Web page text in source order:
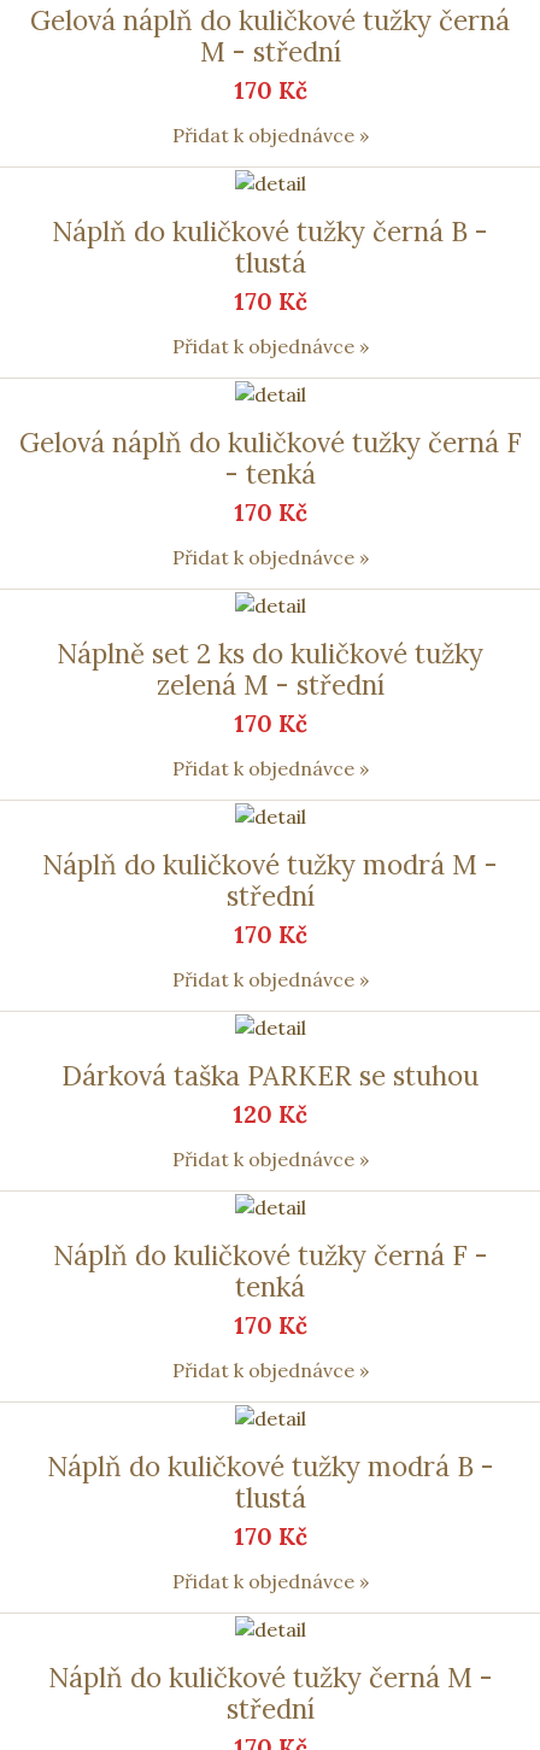
Gelová náplň do kuličkové tužky černá
M - střední
170 Kč
Přidat k objednávce »
Náplň do kuličkové tužky černá B -
tlustá
170 Kč
Přidat k objednávce »
Gelová náplň do kuličkové tužky černá F
- tenká
170 Kč
Přidat k objednávce »
Náplně set 2 ks do kuličkové tužky
zelená M - střední
170 Kč
Přidat k objednávce »
Náplň do kuličkové tužky modrá M -
střední
170 Kč
Přidat k objednávce »
Dárková taška PARKER se stuhou
120 Kč
Přidat k objednávce »
Náplň do kuličkové tužky černá F -
tenká
170 Kč
Přidat k objednávce »
Náplň do kuličkové tužky modrá B -
tlustá
170 Kč
Přidat k objednávce »
Náplň do kuličkové tužky černá M -
střední